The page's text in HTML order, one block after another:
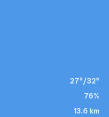
27°/32°
76%
13.6 km